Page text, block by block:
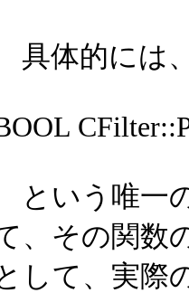
具体的には
という唯一
、その関数
して、実際